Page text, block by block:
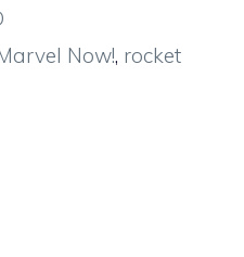
Now!, rocket